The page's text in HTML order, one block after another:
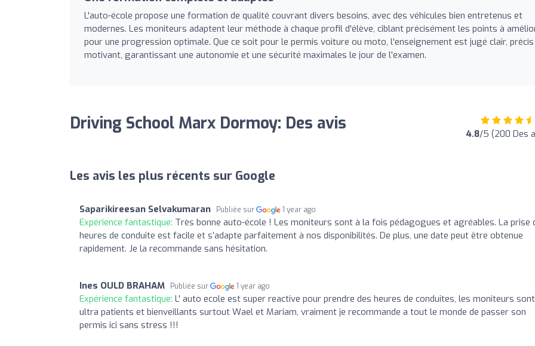
L'auto-école propose une formation de qualité couvrant divers besoins, avec des véhicules bien entretenus et
modernes. Les moniteurs adaptent leur méthode à chaque profil d'élève, ciblant précisément les points à
pour une progression optimale. Que ce soit pour le permis voiture ou moto, l'enseignement est jugé clair,
motivant, garantissant une autonomie et une sécurité maximales le jour de l'examen.
Driving School Marx Dormoy: Des avis 4.8/5 (200 Des
Les avis les plus récents sur Google
Saparikireesan Selvakumaran Publiée sur 1 year ago
Expérience fantastique: Très bonne auto-école ! Les moniteurs sont à la fois pédagogues et agréables. La prise
heures de conduite est facile et s’adapte parfaitement à nos disponibilités. De plus, une date peut être obtenue
rapidement. Je la recommande sans hésitation.
Ines OULD BRAHAM Publiée sur 1 year ago
Expérience fantastique: L' auto ecole est super reactive pour prendre des heures de conduites, les moniteurs sont
ultra patients et bienveillants surtout Wael et Mariam, vraiment je recommande a tout le monde de passer son
permis ici sans stress !!!